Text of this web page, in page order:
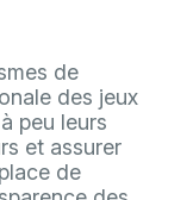
de
des jeux
peu leurs
et assurer
de